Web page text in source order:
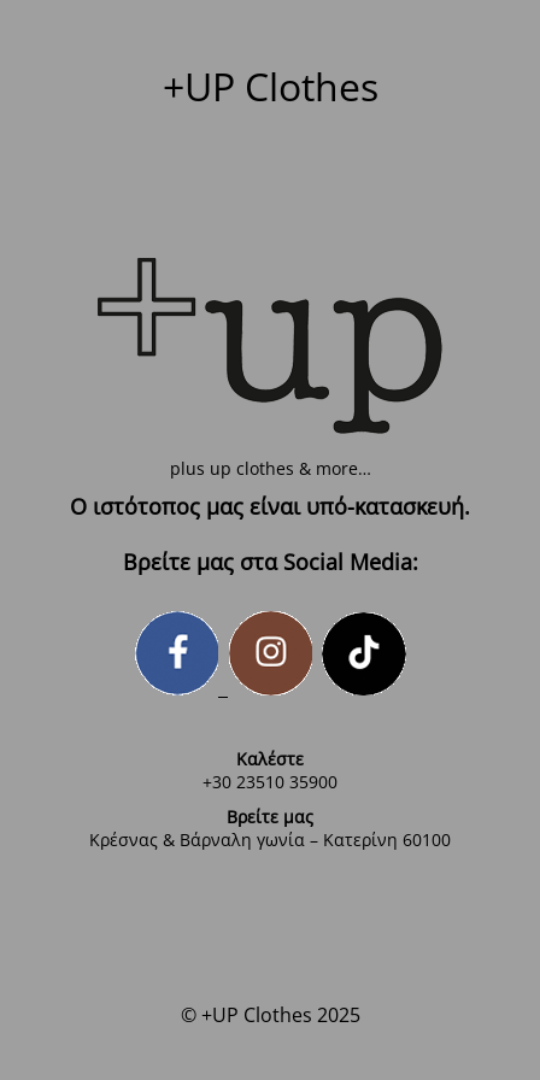
+UP Clothes
plus up clothes & more…
Ο ιστότοπος μας είναι υπό-κατασκευή.
Βρείτε μας στα Social Media:
Καλέστε
+30 23510 35900
Βρείτε μας
Κρέσνας & Βάρναλη γωνία – Κατερίνη 60100
© +UP Clothes 2025